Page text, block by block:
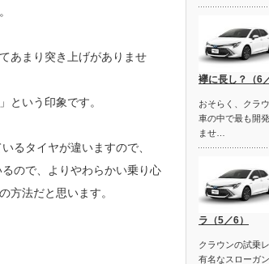
あまり突き上げがありませ
という印象です。
るタイヤが違いますので、
ので、よりやわらかい乗り心
方法だと思います。
襷に長し？（6
おそらく、クラ
車の中で最も開
ませ…
ラ（5／6）
クラウンの試乗
有名なスローガ